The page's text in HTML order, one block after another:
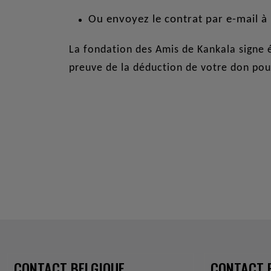
Ou envoyez le contrat par e-mail à
La fondation des Amis de Kankala
preuve de la déduction de votre don